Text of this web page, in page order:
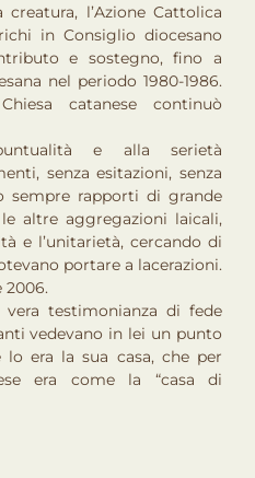
l’Azione Cattolica
in Consiglio diocesano
e sostegno, fino a
nel periodo 1980-1986.
catanese continuò
e alla serietà
senza esitazioni, senza
sempre rapporti di grande
altre aggregazioni laicali,
e l’unitarietà, cercando di
portare a lacerazioni.
2006.
testimonianza di fede
vedevano in lei un punto
era la sua casa, che per
era come la “casa di